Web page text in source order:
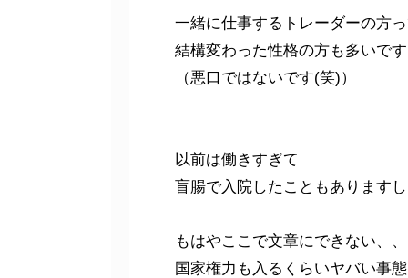
一緒に仕事するトレーダーの方
結構変わった性格の方も多いです
（悪口ではないです(笑)）
以前は働きすぎて
盲腸で入院したこともありますし
もはやここで文章にできない、、
国家権力も入るくらいヤバい事